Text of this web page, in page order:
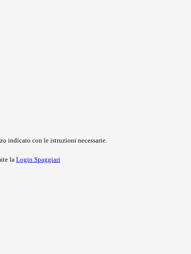
indicato con le istruzioni necessarie.
la Login Spaggiari